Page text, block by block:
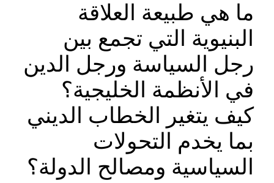
ما هي طبيعة العلاقة
البنيوية التي تجمع بين
رجل السياسة ورجل الدين
في الأنظمة الخليجية؟
كيف يتغير الخطاب الديني
بما يخدم التحولات
السياسية ومصالح الدولة؟